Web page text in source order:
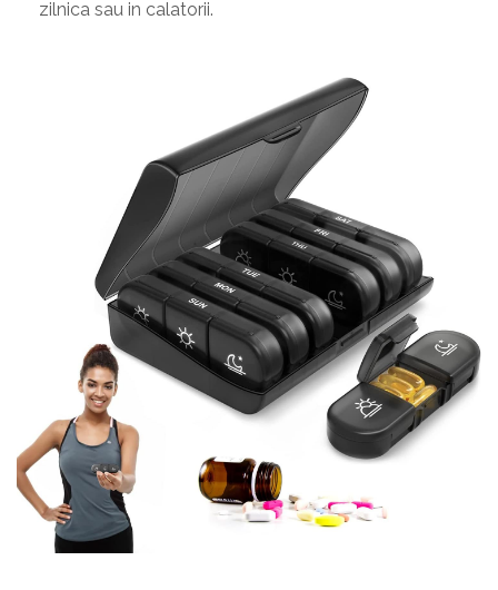
zilnica sau in calatorii.